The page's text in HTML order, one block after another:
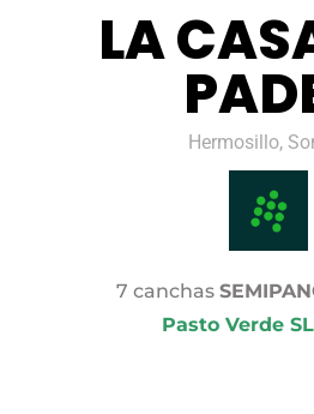
LA
Hermosillo,
7 canchas
Pasto Verde